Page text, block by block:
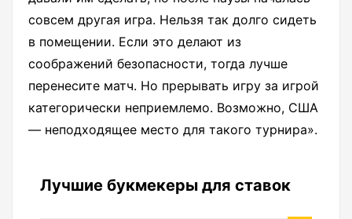
совсем другая игра. Нельзя так долго сидеть
в помещении. Если это делают из
соображений безопасности, тогда лучше
перенесите матч. Но прерывать игру за игрой
категорически неприемлемо. Возможно, США
— неподходящее место для такого турнира».
Лучшие букмекеры для ставок